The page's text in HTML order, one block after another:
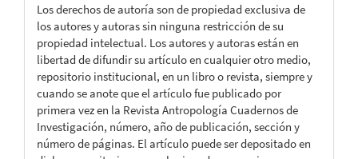
Los derechos de autoría son de propiedad exclusiva de
los autores y autoras sin ninguna restricción de su
propiedad intelectual. Los autores y autoras están en
libertad de difundir su artículo en cualquier otro medio,
repositorio institucional, en un libro o revista, siempre y
cuando se anote que el artículo fue publicado por
primera vez en la Revista Antropología Cuadernos de
Investigación, número, año de publicación, sección y
número de páginas. El artículo puede ser depositado en